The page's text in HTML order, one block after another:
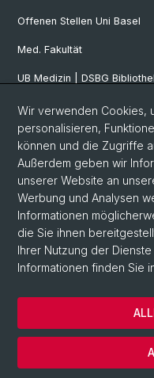
Offenen Stellen Uni Basel
Med. Fakultät
UB Medizin | DSBG
Social Media
Facebook
Twitter
Youtube
Wir verwenden Cookies,
personalisieren,
können und die Zugriffe
Außerdem geben wir
unserer Website an
Werbung und Analysen
Informationen
die Sie ihnen
Ihrer Nutzung der
Informationen finden Sie